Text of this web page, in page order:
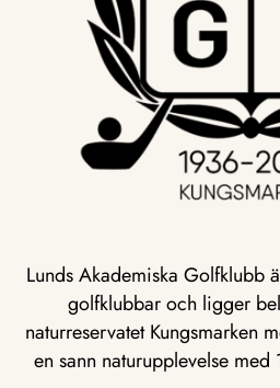
Lunds Akademiska Golfklubb
golfklubbar och ligger
naturreservatet Kungsmarken
en sann naturupplevelse